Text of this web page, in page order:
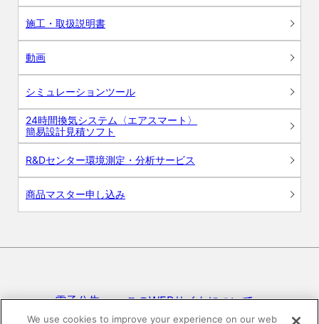
施工・取扱説明書
動画
シミュレーションツール
24時間換気システム〈エアスマート〉
簡易設計見積ソフト
R&Dセンター環境測定・分析サービス
商品マスター申し込み
電子公告 このWEBサイトについて
We use cookies to improve your experience on our web